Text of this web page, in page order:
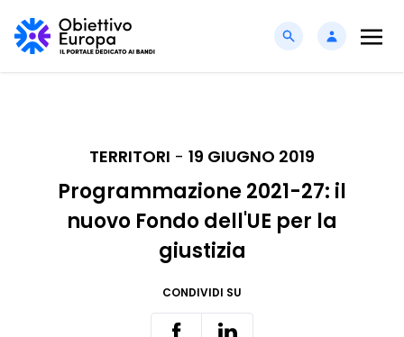
TERRITORI - 19 GIUGNO 2019
Programmazione 2021-27: il
nuovo Fondo dell'UE per la
giustizia
CONDIVIDI SU